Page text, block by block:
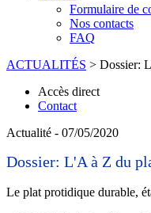
Formulaire de
Nos contacts
FAQ
ACTUALITÉS > Dossier:
Accès direct
Contact
Actualité - 07/05/2020
Dossier: L'A à Z du
Le plat protidique durable,